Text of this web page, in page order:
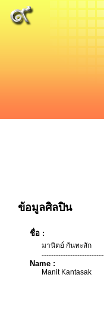
ข้อมูลศิลปิน
ชื่อ :
มานิตย์ กันทะสัก
Name :
Manit Kantasak